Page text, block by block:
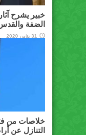
خبير يشرح
الضفة
31 يناير، 2020
خلاصات من
التنازل عن